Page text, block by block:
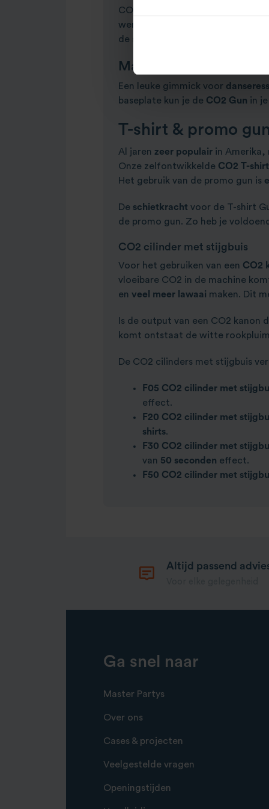
CO2 Jets dien je ook
werken wij met
de slag!
Magic FX CO2 Gun huren
Een leuke gimmick voor
baseplate kun je de CO2 Gun in
T-shirt & promo
Al jaren zeer populair in Amerika,
Onze zelfontwikkelde CO2 T-
Het gebruik van de promo gun is
De schietkracht voor de T-shirt
de promo gun. Zo heb je
CO2 cilinder met stijgbuis
Voor het gebruiken van een CO2
vloeibare CO2 in de machine
en veel meer lawaai maken. Dit
Is de output van een CO2 kanon
komt ontstaat de witte
De CO2 cilinders met stijgbuis
F05 CO2 cilinder met
effect.
F20 CO2 cilinder met
shirts.
F30 CO2 cilinder met
van 50 seconden effect.
F50 CO2 cilinder met
Altijd passend
Ga snel naar
Master Partys
Over ons
Cases & projecten
Veelgestelde vragen
Openingstijden